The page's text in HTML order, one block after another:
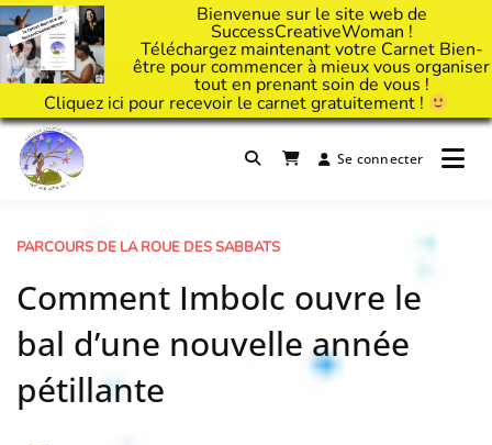
Bienvenue sur le site web de
SuccessCreativeWoman !
Téléchargez maintenant votre Carnet Bien-
être pour commencer à mieux vous organiser
tout en prenant soin de vous !
Cliquez ici pour recevoir le carnet gratuitement !
Passer
contenu
Il est temps d'ART'ivez votre vie !Se connecter
PARCOURS DE LA ROUE DES SABBATS
Comment Imbolc ouvre le
bal d’une nouvelle année
pétillante